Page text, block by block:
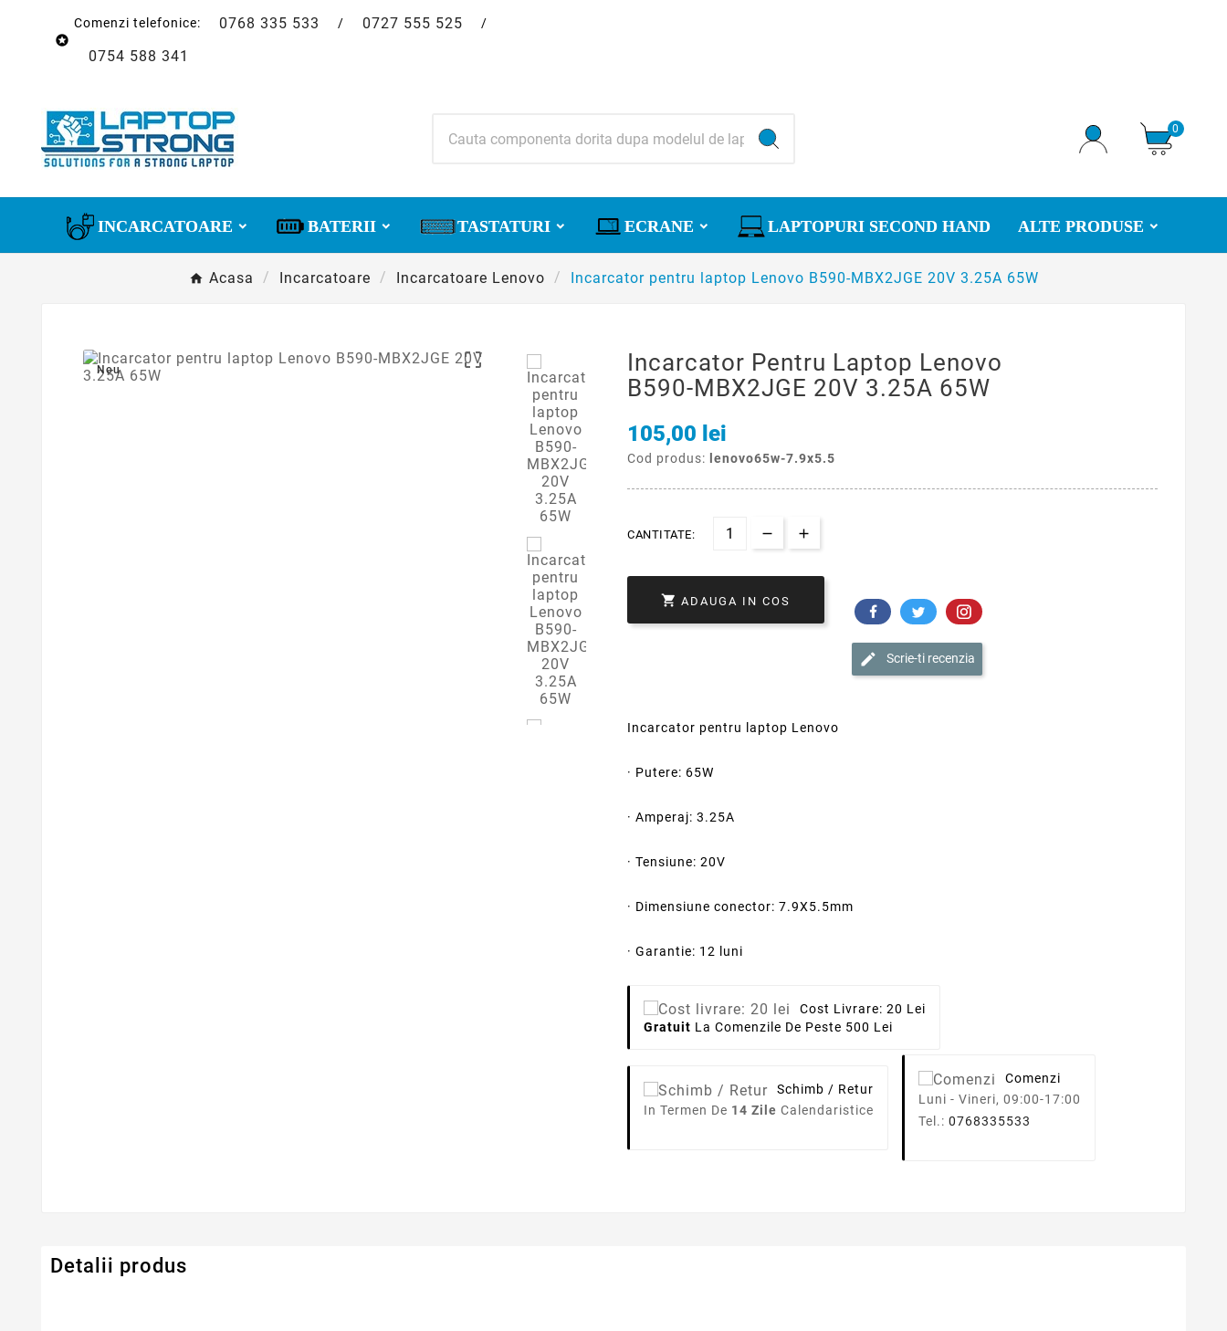

Comenzi telefonice: 0768 335 533 / 0727 555 525 /
0754 588 341
0
INCARCATOARE BATERII TASTATURI ECRANE LAPTOPURI SECOND HAND ALTE PRODUSE
Acasa Incarcatoare Incarcatoare Lenovo Incarcator pentru laptop Lenovo B590-MBX2JGE 20V 3.25A 65W
Nou 
Incarcator Pentru Laptop Lenovo
B590-MBX2JGE 20V 3.25A 65W
105,00 lei
Cod produs: lenovo65w-7.9x5.5
CANTITATE:
 ADAUGA IN COS
Scrie-ti recenzia
Incarcator pentru laptop Lenovo
· Putere: 65W
· Amperaj: 3.25A
· Tensiune: 20V
· Dimensiune conector: 7.9X5.5mm
· Garantie: 12 luni
Cost Livrare: 20 Lei
Gratuit La Comenzile De Peste 500 Lei
Schimb / Retur
In Termen De 14 Zile Calendaristice
Comenzi
Luni - Vineri, 09:00-17:00
Tel.: 0768335533
Detalii produs